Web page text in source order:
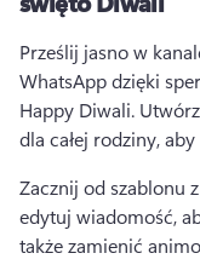
Prześlij jasno w
WhatsApp dzięki
Happy Diwali.
dla całej rodziny,
Zacznij od szablonu
edytuj wiadomość,
także zamienić